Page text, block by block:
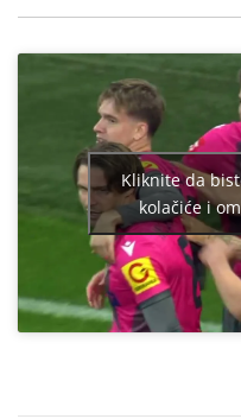
Kliknite da
kolačiće i